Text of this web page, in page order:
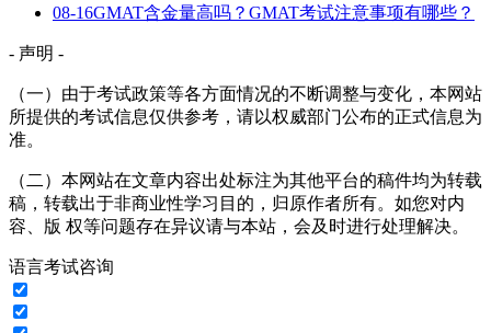
08-16GMAT含金量高吗？GMAT考试注意事项有哪些？
- 声明 -
（一）由于考试政策等各方面情况的不断调整与变化，本网站
所提供的考试信息仅供参考，请以权威部门公布的正式信息为
准。
（二）本网站在文章内容出处标注为其他平台的稿件均为转载
稿，转载出于非商业性学习目的，归原作者所有。如您对内
容、版 权等问题存在异议请与本站，会及时进行处理解决。
语言考试咨询